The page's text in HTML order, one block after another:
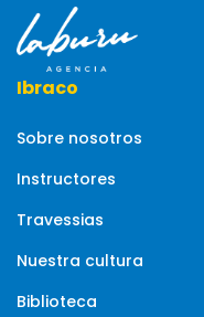
Ibraco
Sobre nosotros
Instructores
Travessias
Nuestra cultura
Biblioteca